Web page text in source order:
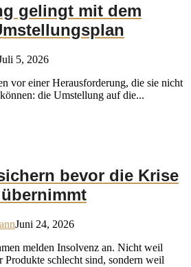
gelingt mit dem
5, 2026
vor einer Herausforderung, die sie nicht
die Umstellung auf die...
bevor die Krise
Juni 24, 2026
melden Insolvenz an. Nicht weil
Produkte schlecht sind, sondern weil